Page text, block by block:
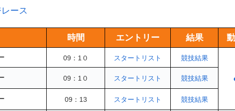
ース
時間 エントリー 結果
09：1０ スタートリスト 競技結果
09：1０ スタートリスト 競技結果
09：13 スタートリスト 競技結果